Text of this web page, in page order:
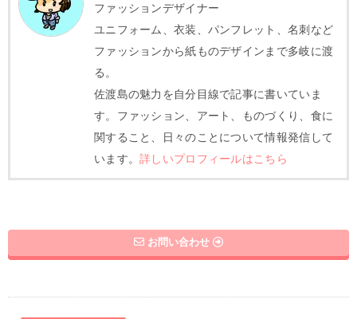
ファッションデザイナー
ユニフォーム、衣装、パンフレット、名刺など
ファッションから紙ものデザインまで多岐に渡
る。
佐渡島の魅力を自分目線で記事に書いていま
す。ファッション、アート、ものづくり、食に
関すること、日々のことについて情報発信して
います。詳しいプロフィールはこちら
お問い合わせ